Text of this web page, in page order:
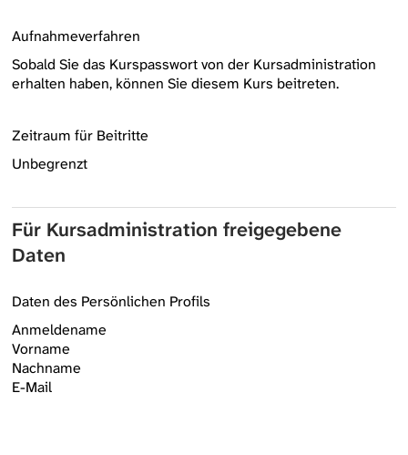
Aufnahmeverfahren
Sobald Sie das Kurspasswort von der Kursadministration
erhalten haben, können Sie diesem Kurs beitreten.
Zeitraum für Beitritte
Unbegrenzt
Für Kursadministration freigegebene
Daten
Daten des Persönlichen Profils
Anmeldename
Vorname
Nachname
E-Mail